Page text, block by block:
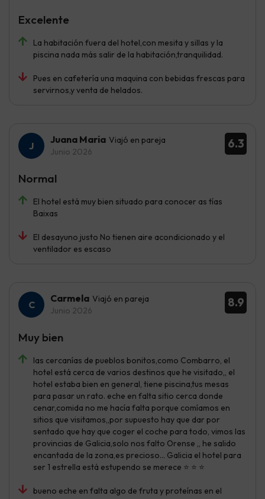
La habitación fuera del hotel,con mesita y sillas y la
piscina nada más salir de la habitación,tranquilidad.
Pues en cafetería una maquina con bebidas frescas para
servirnos,y venta de helados.
Excelente
6.3
Juana Maria Viajó en pareja
Junio 2026
El hotel está muy bien situado para conocer as tías
Baixas
El desayuno justo No tienen aire acondicionado y el
ventilador es escaso
Normal
8.9
Carmela Viajó en pareja
Junio 2026
las cercanías de pueblos bonitos,como Combarro, el
hotel está cerca de varios destinos que he visitado,, el
hotel estaba bien en general, tiene piscina,tus mesas
para pasar un rato. eche en falta sitio cerca donde
cenar,comida no me hacía falta porque comíamos en
sitios que visitamos,,por supuesto hay que dar por
sentado que hay que coger el coche para todo, vimos las
provincias de Galicia,solo nos falto Orense ,, he salido
encantada de la zona,es precioso... Galicia el hotel para
ser 1 estrella está estupendo se merece ⭐ ⭐ ⭐
bueno eche en falta algo de fruta y proteínas en el
Muy bien